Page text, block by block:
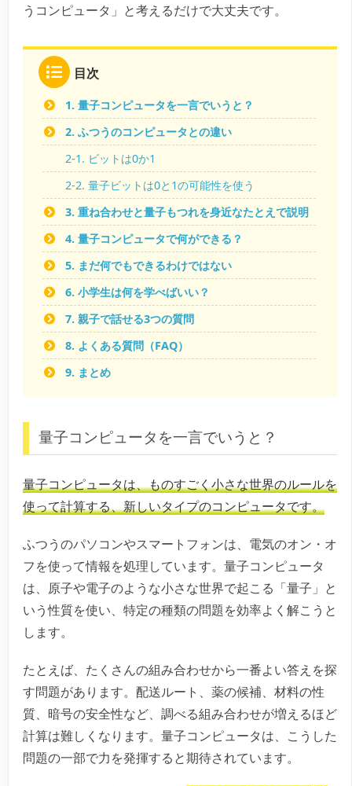
うコンピュータ」と考えるだけで大丈夫です。
目次
1. 量子コンピュータを一言でいうと？
2. ふつうのコンピュータとの違い
2-1. ビットは0か1
2-2. 量子ビットは0と1の可能性を使う
3. 重ね合わせと量子もつれを身近なたとえで説明
4. 量子コンピュータで何ができる？
5. まだ何でもできるわけではない
6. 小学生は何を学べばいい？
7. 親子で話せる3つの質問
8. よくある質問（FAQ）
9. まとめ
量子コンピュータを一言でいうと？
量子コンピュータは、ものすごく小さな世界のルールを
使って計算する、新しいタイプのコンピュータです。
ふつうのパソコンやスマートフォンは、電気のオン・オ
フを使って情報を処理しています。量子コンピュータ
は、原子や電子のような小さな世界で起こる「量子」と
いう性質を使い、特定の種類の問題を効率よく解こうと
します。
たとえば、たくさんの組み合わせから一番よい答えを探
す問題があります。配送ルート、薬の候補、材料の性
質、暗号の安全性など、調べる組み合わせが増えるほど
計算は難しくなります。量子コンピュータは、こうした
問題の一部で力を発揮すると期待されています。